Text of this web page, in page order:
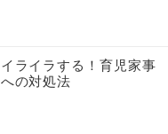
ライラする！育児家事
の対処法